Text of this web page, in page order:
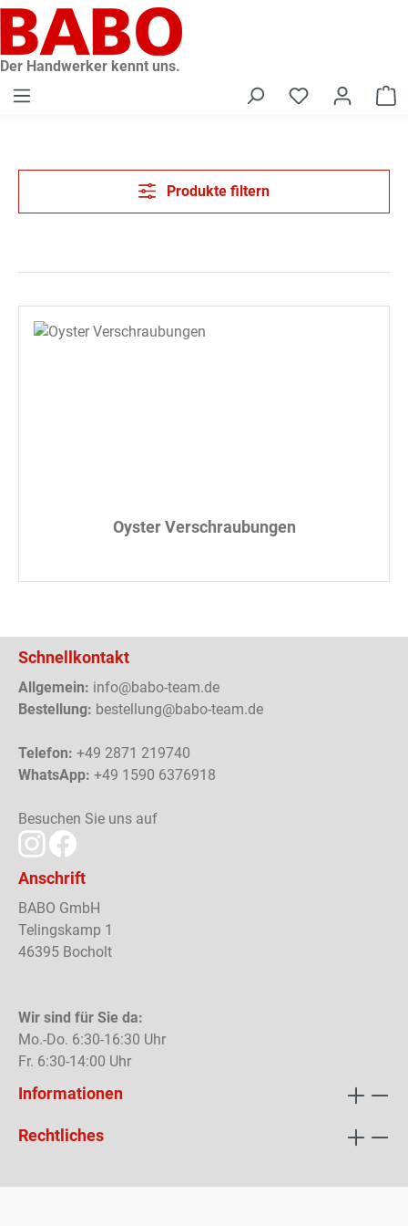
springen
Der Handwerker kennt uns.
Produkte filtern
Oyster Verschraubungen
Schnellkontakt
Allgemein: info@babo-team.de
Bestellung: bestellung@babo-team.de
Telefon: +49 2871 219740
WhatsApp: +49 1590 6376918
Besuchen Sie uns auf
Anschrift
BABO GmbH
Telingskamp 1
46395 Bocholt
Wir sind für Sie da:
Mo.-Do. 6:30-16:30 Uhr
Fr. 6:30-14:00 Uhr
Informationen
Rechtliches